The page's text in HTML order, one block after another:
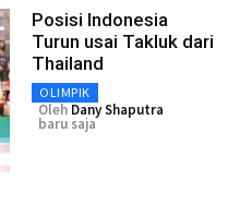
Posisi Indonesia
Turun usai Takluk dari
Thailand
OLIMPIK
Oleh Dany Shaputra
baru saja